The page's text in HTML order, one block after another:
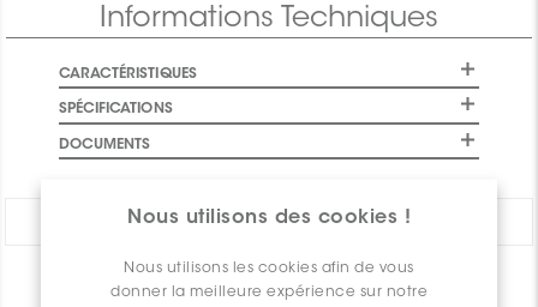
Nous utilisons des cookies !
Nous utilisons les cookies afin de vous
donner la meilleure expérience sur notre
Informations Techniques
CARACTÉRISTIQUES
SPÉCIFICATIONS
DOCUMENTS
PARTAGER:
APERÇU DES PRODUITS